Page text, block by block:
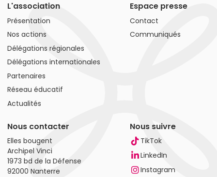
L'association
Présentation
Nos actions
Délégations régionales
Délégations internationales
Partenaires
Réseau éducatif
Actualités
Espace presse
Contact
Communiqués
Nous contacter
Elles bougent
Archipel Vinci
1973 bd de la Défense
92000 Nanterre
Nous suivre
TikTok
LinkedIn
Instagram